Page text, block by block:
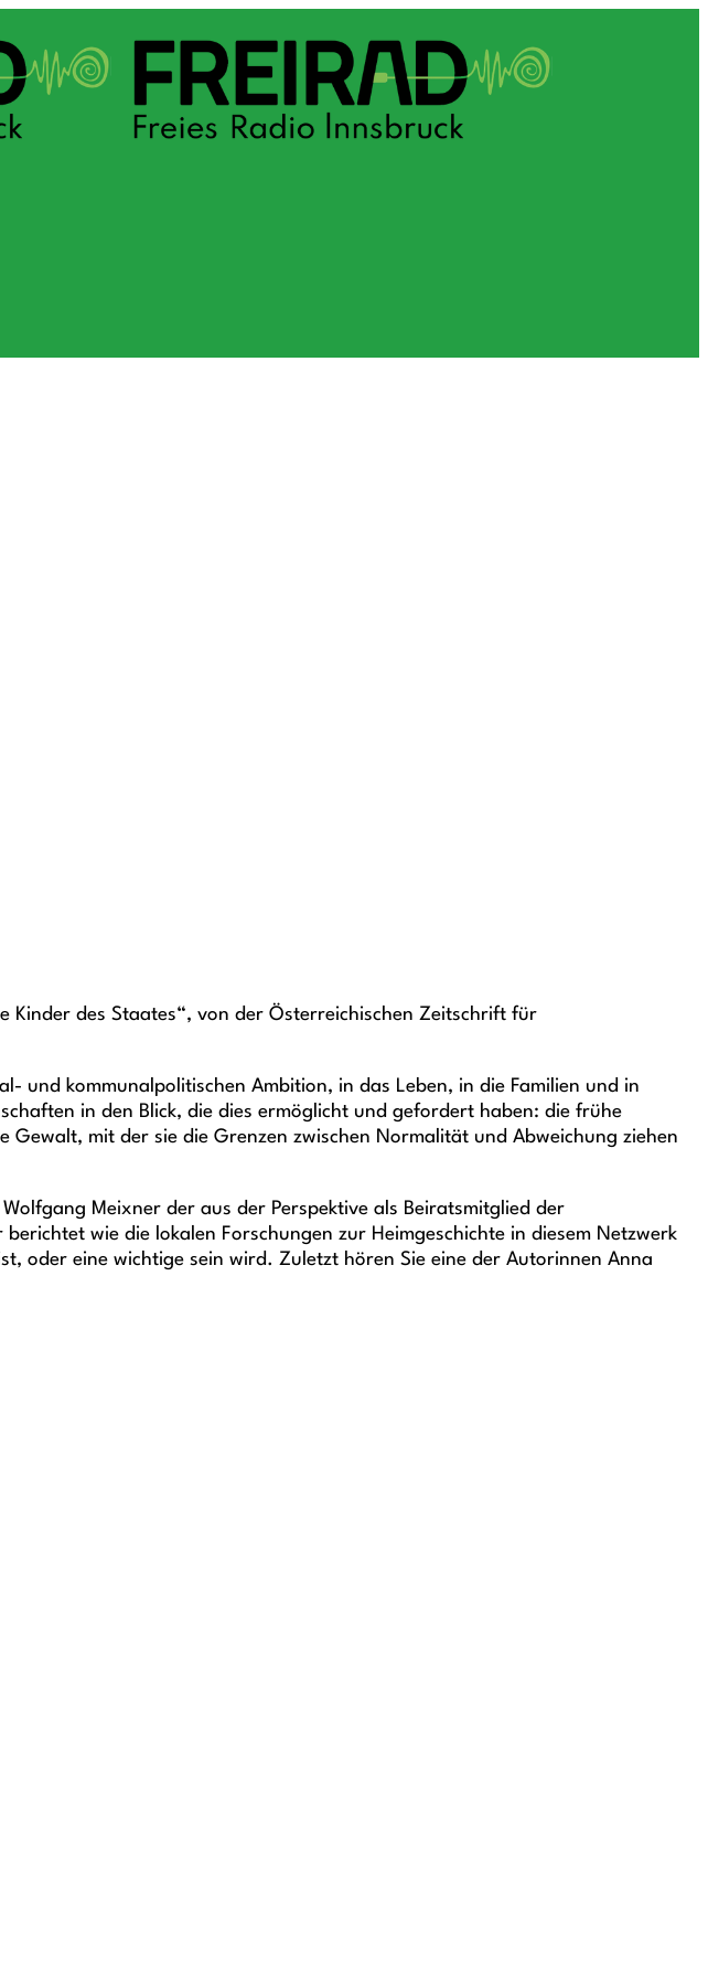
Kinder des Staates“, von der Österreichischen Zeitschrift für
und kommunalpolitischen Ambition, in das Leben, in die Familien und in
in den Blick, die dies ermöglicht und gefordert haben: die frühe
mit der sie die Grenzen zwischen Normalität und Abweichung ziehen
Meixner der aus der Perspektive als Beiratsmitglied der
wie die lokalen Forschungen zur Heimgeschichte in diesem Netzwerk
oder eine wichtige sein wird. Zuletzt hören Sie eine der Autorinnen Anna